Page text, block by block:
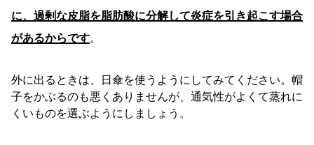
に、過剰な皮脂を脂肪酸に分解して炎症を引き起こす場合
があるからです。
外に出るときは、日傘を使うようにしてみてください。帽
子をかぶるのも悪くありませんが、通気性がよくて蒸れに
くいものを選ぶようにしましょう。